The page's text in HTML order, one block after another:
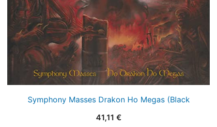
Symphony Masses Drakon Ho Megas (Black
41,11 €